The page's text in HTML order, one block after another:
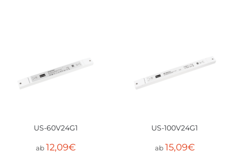
US-60V24G1
ab12,09€
US-100V24G1
ab15,09€